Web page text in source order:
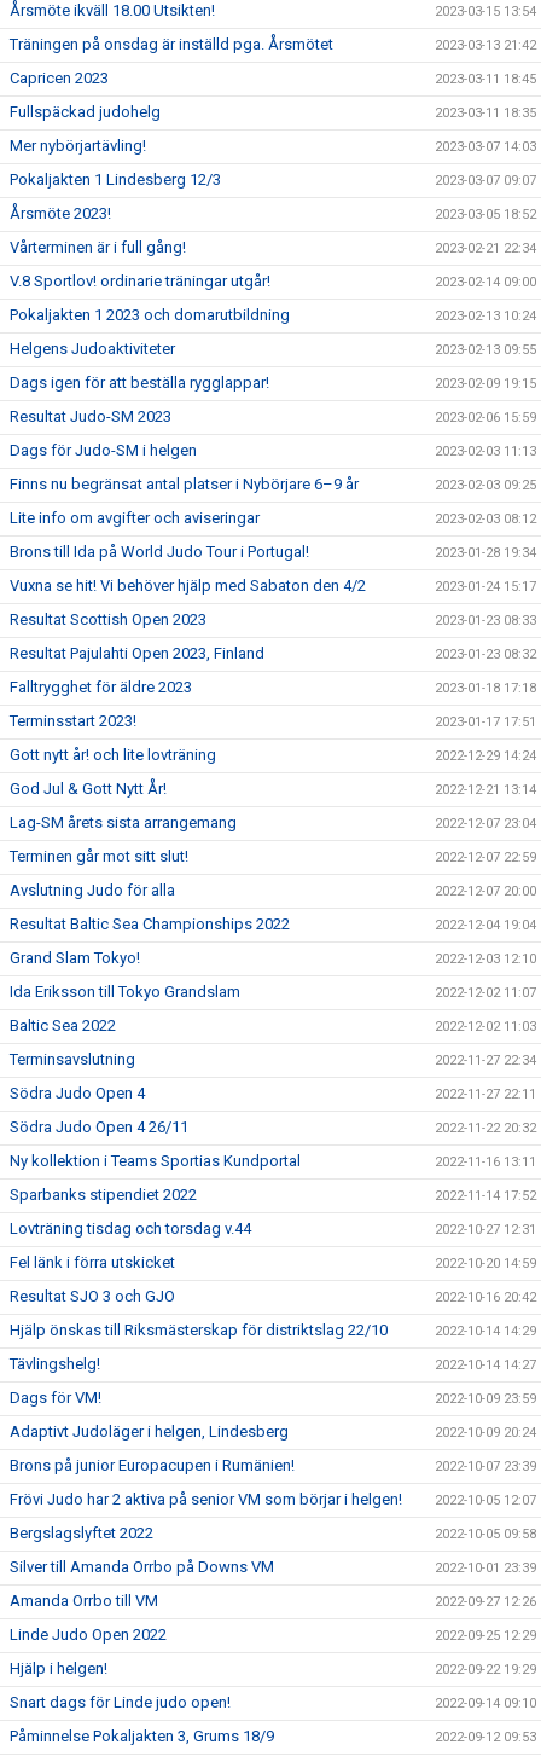
Årsmöte ikväll 18.00 Utsikten! 2023-03-15 13:54
Träningen på onsdag är inställd pga. Årsmötet 2023-03-13 21:42
Capricen 2023 2023-03-11 18:45
Fullspäckad judohelg 2023-03-11 18:35
Mer nybörjartävling! 2023-03-07 14:03
Pokaljakten 1 Lindesberg 12/3 2023-03-07 09:07
Årsmöte 2023! 2023-03-05 18:52
Vårterminen är i full gång! 2023-02-21 22:34
V.8 Sportlov! ordinarie träningar utgår! 2023-02-14 09:00
Pokaljakten 1 2023 och domarutbildning 2023-02-13 10:24
Helgens Judoaktiviteter 2023-02-13 09:55
Dags igen för att beställa rygglappar! 2023-02-09 19:15
Resultat Judo-SM 2023 2023-02-06 15:59
Dags för Judo-SM i helgen 2023-02-03 11:13
Finns nu begränsat antal platser i Nybörjare 6–9 år 2023-02-03 09:25
Lite info om avgifter och aviseringar 2023-02-03 08:12
Brons till Ida på World Judo Tour i Portugal! 2023-01-28 19:34
Vuxna se hit! Vi behöver hjälp med Sabaton den 4/2 2023-01-24 15:17
Resultat Scottish Open 2023 2023-01-23 08:33
Resultat Pajulahti Open 2023, Finland 2023-01-23 08:32
Falltrygghet för äldre 2023 2023-01-18 17:18
Terminsstart 2023! 2023-01-17 17:51
Gott nytt år! och lite lovträning 2022-12-29 14:24
God Jul & Gott Nytt År! 2022-12-21 13:14
Lag-SM årets sista arrangemang 2022-12-07 23:04
Terminen går mot sitt slut! 2022-12-07 22:59
Avslutning Judo för alla 2022-12-07 20:00
Resultat Baltic Sea Championships 2022 2022-12-04 19:04
Grand Slam Tokyo! 2022-12-03 12:10
Ida Eriksson till Tokyo Grandslam 2022-12-02 11:07
Baltic Sea 2022 2022-12-02 11:03
Terminsavslutning 2022-11-27 22:34
Södra Judo Open 4 2022-11-27 22:11
Södra Judo Open 4 26/11 2022-11-22 20:32
Ny kollektion i Teams Sportias Kundportal 2022-11-16 13:11
Sparbanks stipendiet 2022 2022-11-14 17:52
Lovträning tisdag och torsdag v.44 2022-10-27 12:31
Fel länk i förra utskicket 2022-10-20 14:59
Resultat SJO 3 och GJO 2022-10-16 20:42
Hjälp önskas till Riksmästerskap för distriktslag 22/10 2022-10-14 14:29
Tävlingshelg! 2022-10-14 14:27
Dags för VM! 2022-10-09 23:59
Adaptivt Judoläger i helgen, Lindesberg 2022-10-09 20:24
Brons på junior Europacupen i Rumänien! 2022-10-07 23:39
Frövi Judo har 2 aktiva på senior VM som börjar i helgen! 2022-10-05 12:07
Bergslagslyftet 2022 2022-10-05 09:58
Silver till Amanda Orrbo på Downs VM 2022-10-01 23:39
Amanda Orrbo till VM 2022-09-27 12:26
Linde Judo Open 2022 2022-09-25 12:29
Hjälp i helgen! 2022-09-22 19:29
Snart dags för Linde judo open! 2022-09-14 09:10
Påminnelse Pokaljakten 3, Grums 18/9 2022-09-12 09:53